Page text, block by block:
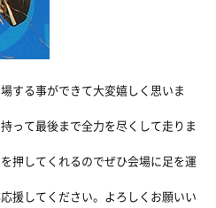
する事ができて大変嬉しく思いま
って最後まで全力を尽くして走りま
押してくれるのでぜひ会場に足を運
援してください。よろしくお願いい